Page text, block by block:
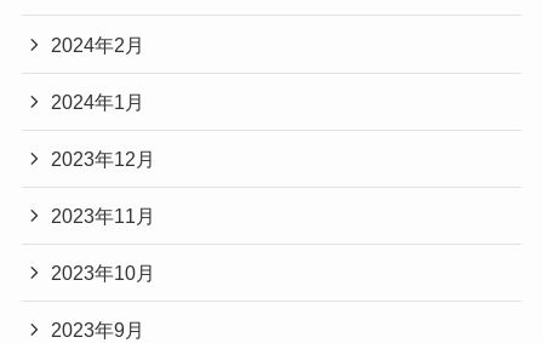
2024年2月
2024年1月
2023年12月
2023年11月
2023年10月
2023年9月